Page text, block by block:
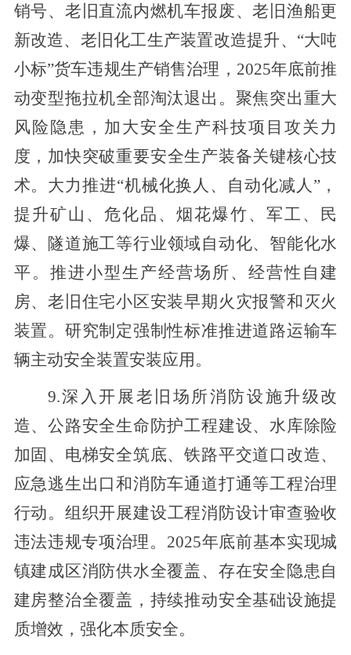
销号、老旧直流内燃机车报废、老旧渔船更
新改造、老旧化工生产装置改造提升、 “大吨
小标”货车违规生产销售治理，2025年底前推
动变型拖拉机全部淘汰退出。聚焦突出重大
风险隐患，加大安全生产科技项目攻关力
度 ，加快突破重要安全生产装备关键核心技
术。大力推进“机械化换人、自动化减人”，
提升矿山、危化品、烟花爆竹、军工、民
爆、隧道施工等行业领域自动化、智能化水
平。推进小型生产经营场所、经营性自建
房、老旧住宅小区安装早期火灾报警和灭火
装置。研究制定强制性标准推进道路运输车
辆主动安全装置安装应用。
9.深入开展老旧场所消防设施升级改
造、公路安全生命防护工程建设、水库除险
加固、电梯安全筑底、铁路平交道口改造、
应急逃生出口和消防车通道打通等工程治理
行动。 组织开展建设工程消防设计审查验收
违法违规专项治理 。 2025年底前基本实现城
镇建成区消防供水全覆盖、存在安全隐患自
建房整治全覆盖，持续推动安全基础设施提
质增效 ，强化本质安全。